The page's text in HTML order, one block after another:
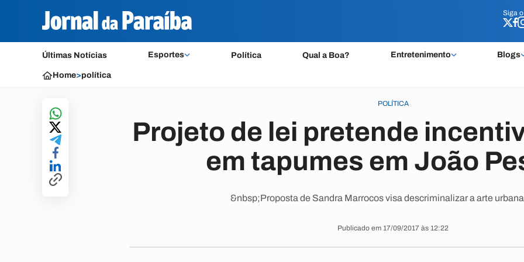
Siga o
Últimas Notícias Esportes Política Qual a Boa? Entretenimento Blogs
Siga o
Home>política
POLÍTICA
Projeto de lei pretende
em tapumes em João
&nbsp;Proposta de Sandra Marrocos visa descriminalizar a arte
Publicado em 17/09/2017 às 12:22